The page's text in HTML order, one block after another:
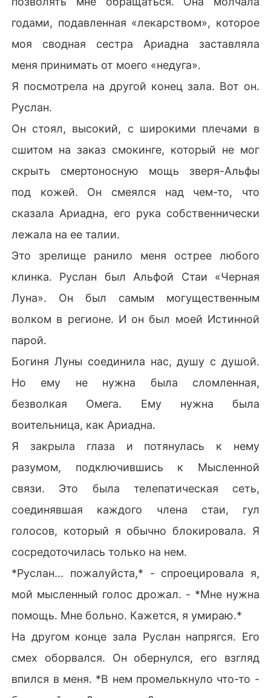
годами, подавленная «лекарством», которое
моя сводная сестра Ариадна заставляла
меня принимать от моего «недуга».
Я посмотрела на другой конец зала. Вот он.
Руслан.
Он стоял, высокий, с широкими плечами в
сшитом на заказ смокинге, который не мог
скрыть смертоносную мощь зверя-Альфы
под кожей. Он смеялся над чем-то, что
сказала Ариадна, его рука собственнически
лежала на ее талии.
Это зрелище ранило меня острее любого
клинка. Руслан был Альфой Стаи «Черная
Луна». Он был самым могущественным
волком в регионе. И он был моей Истинной
парой.
Богиня Луны соединила нас, душу с душой.
Но ему не нужна была сломленная,
безволкая Омега. Ему нужна была
воительница, как Ариадна.
Я закрыла глаза и потянулась к нему
разумом, подключившись к Мысленной
связи. Это была телепатическая сеть,
соединявшая каждого члена стаи, гул
голосов, который я обычно блокировала. Я
сосредоточилась только на нем.
*Руслан... пожалуйста,* - спроецировала я,
мой мысленный голос дрожал. - *Мне нужна
помощь. Мне больно. Кажется, я умираю.*
На другом конце зала Руслан напрягся. Его
смех оборвался. Он обернулся, его взгляд
впился в меня. *В нем промелькнуло что-то -